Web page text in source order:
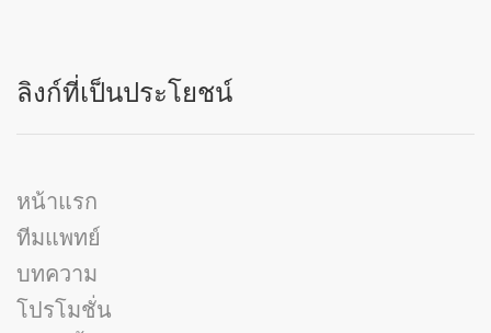
ลิงก์ที่เป็นประโยชน์
หน้าแรก
ทีมแพทย์
บทความ
โปรโมชั่น